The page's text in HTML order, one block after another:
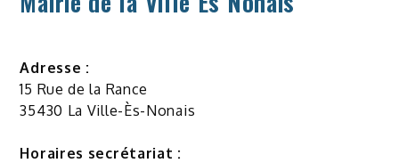
Adresse :
15 Rue de la Rance
35430 La Ville-Ès-Nonais
Horaires secrétariat :